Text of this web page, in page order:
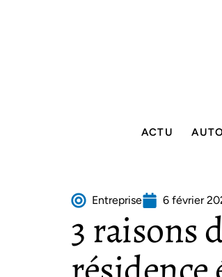
ACTU
Entreprise 6 février
3 raisons